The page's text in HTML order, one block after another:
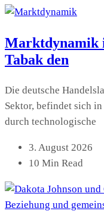
Marktdynamik
Tabak den
Die deutsche
Sektor, befindet sich
durch technologische
3. August 2026
10 Min Read